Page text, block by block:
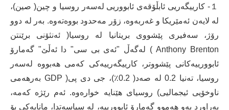
１- کارییگەریی ئابڵۆقەی ئابووریی لەسەر روسیا و چین( صین)،
لە لایەن ئەمێریکا و غەربەوە، زۆر مەحدود بووەتەوە. بەر لە دوو
رۆژ، سەفیری پێشووی بریتانیا لە روسیا( ئەنثۆنی برێنتن
Anthony Brenton ) لەگەڵ "ئەی بی سی" دا ئەڵێ" گەمارۆ
ئابوورییەکانی پێشووتر، کارییگەرییەکی کەمی هەبووە لەسەر
روسیا، تەنیا 0.2 لە صەد( 0.2٪)، جی دی پی( GDP بەرهەمی
ناوخۆیی ئیجمالیی) روسیای هێنایە خوارەوە. ئەم رێژە کەمە،
بەراورد بەو هەموو گەمارۆ ئابوورییە، لە سیاسەتدا، مانایەکی بۆ